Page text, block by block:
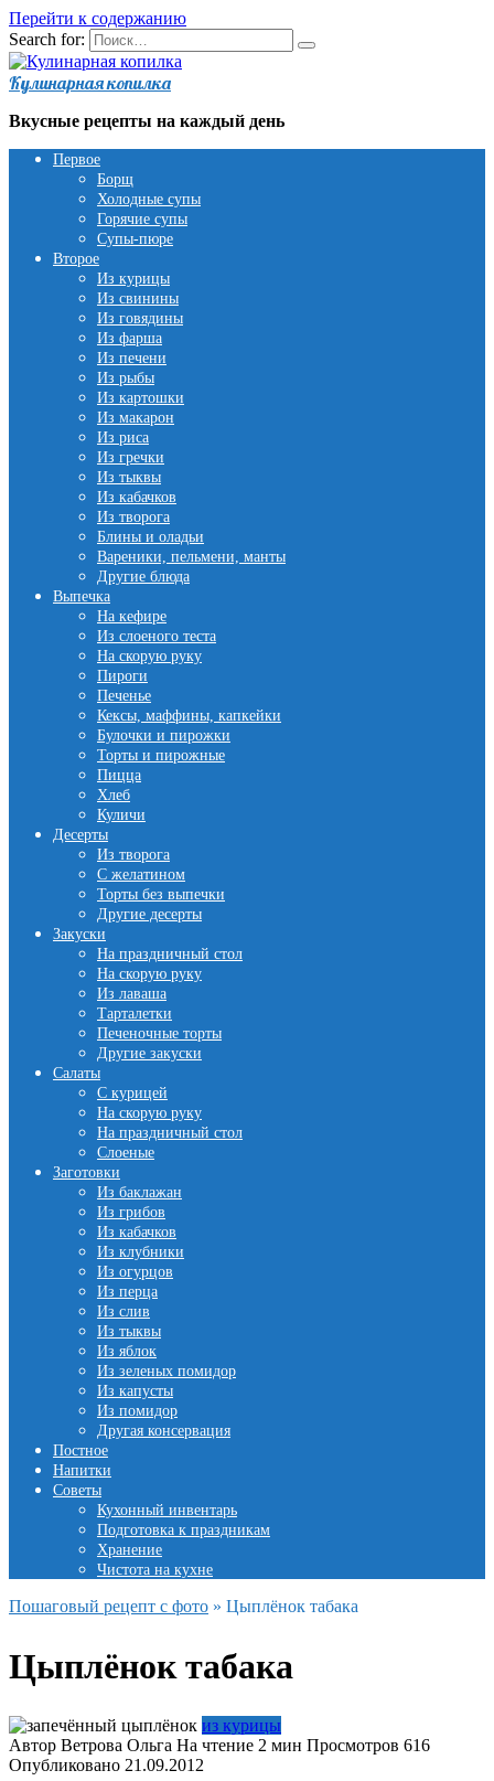
Перейти к содержанию
Search for:
Кулинарная копилка
Вкусные рецепты на каждый день
Первое
Борщ
Холодные супы
Горячие супы
Супы-пюре
Второе
Из курицы
Из свинины
Из говядины
Из фарша
Из печени
Из рыбы
Из картошки
Из макарон
Из риса
Из гречки
Из тыквы
Из кабачков
Из творога
Блины и оладьи
Вареники, пельмени, манты
Другие блюда
Выпечка
На кефире
Из слоеного теста
На скорую руку
Пироги
Печенье
Кексы, маффины, капкейки
Булочки и пирожки
Торты и пирожные
Пицца
Хлеб
Куличи
Десерты
Из творога
С желатином
Торты без выпечки
Другие десерты
Закуски
На праздничный стол
На скорую руку
Из лаваша
Тарталетки
Печеночные торты
Другие закуски
Салаты
С курицей
На скорую руку
На праздничный стол
Слоеные
Заготовки
Из баклажан
Из грибов
Из кабачков
Из клубники
Из огурцов
Из перца
Из слив
Из тыквы
Из яблок
Из зеленых помидор
Из капусты
Из помидор
Другая консервация
Постное
Напитки
Советы
Кухонный инвентарь
Подготовка к праздникам
Хранение
Чистота на кухне
Пошаговый рецепт с фото » Цыплёнок табака
Цыплёнок табака
из курицы
Автор Ветрова Ольга На чтение 2 мин Просмотров 616
Опубликовано 21.09.2012